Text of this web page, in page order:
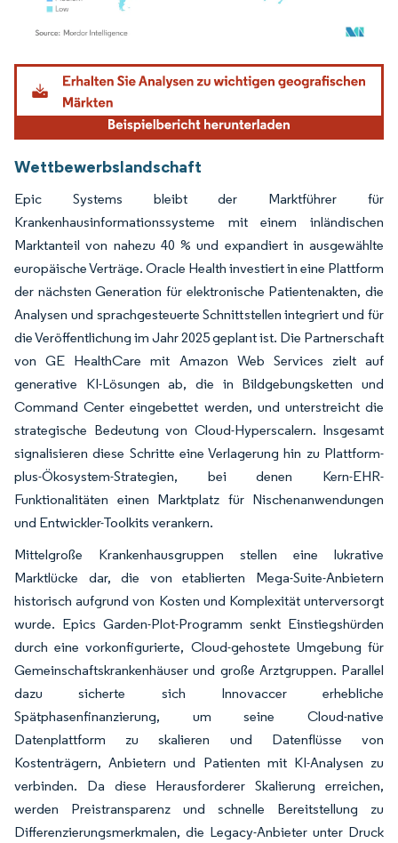
Bild © Mordor Intelligence. Wiederverwendung erfordert Namensnennung gemäß
Wettbewerbslandschaft
Epic Systems bleibt der Marktführer für
Krankenhausinformationssysteme mit einem inländischen
Marktanteil von nahezu 40 % und expandiert in ausgewählte
europäische Verträge. Oracle Health investiert in eine Plattform
der nächsten Generation für elektronische Patientenakten, die
Analysen und sprachgesteuerte Schnittstellen integriert und für
die Veröffentlichung im Jahr 2025 geplant ist. Die Partnerschaft
von GE HealthCare mit Amazon Web Services zielt auf
generative KI-Lösungen ab, die in Bildgebungsketten und
Command Center eingebettet werden, und unterstreicht die
strategische Bedeutung von Cloud-Hyperscalern. Insgesamt
signalisieren diese Schritte eine Verlagerung hin zu Plattform-
plus-Ökosystem-Strategien, bei denen Kern-EHR-
Funktionalitäten einen Marktplatz für Nischenanwendungen
und Entwickler-Toolkits verankern.
Mittelgroße Krankenhausgruppen stellen eine lukrative
Marktlücke dar, die von etablierten Mega-Suite-Anbietern
historisch aufgrund von Kosten und Komplexität unterversorgt
wurde. Epics Garden-Plot-Programm senkt Einstiegshürden
durch eine vorkonfigurierte, Cloud-gehostete Umgebung für
Gemeinschaftskrankenhäuser und große Arztgruppen. Parallel
dazu sicherte sich Innovaccer erhebliche
Spätphasenfinanzierung, um seine Cloud-native
Datenplattform zu skalieren und Datenflüsse von
Kostenträgern, Anbietern und Patienten mit KI-Analysen zu
verbinden. Da diese Herausforderer Skalierung erreichen,
werden Preistransparenz und schnelle Bereitstellung zu
Differenzierungsmerkmalen, die Legacy-Anbieter unter Druck